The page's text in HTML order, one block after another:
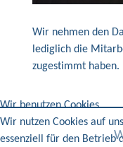
Wir nehmen den
lediglich die
zugestimmt haben.
Wir benutzen Cookies
Wir nutzen Cookies auf
essenziell für den Betrieb